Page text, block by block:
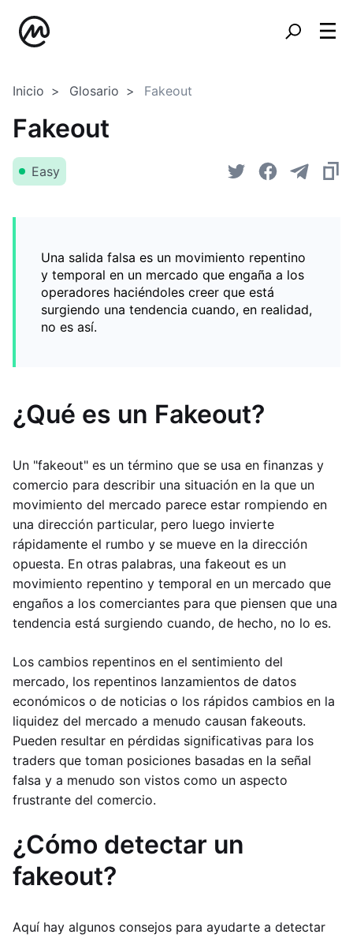
Inicio Glosario Fakeout
Fakeout
Easy
Una salida falsa es un movimiento repentino
y temporal en un mercado que engaña a los
operadores haciéndoles creer que está
surgiendo una tendencia cuando, en realidad,
no es así.
¿Qué es un Fakeout?
Un "fakeout" es un término que se usa en finanzas y
comercio para describir una situación en la que un
movimiento del mercado parece estar rompiendo en
una dirección particular, pero luego invierte
rápidamente el rumbo y se mueve en la dirección
opuesta. En otras palabras, una fakeout es un
movimiento repentino y temporal en un mercado que
engaños a los comerciantes para que piensen que una
tendencia está surgiendo cuando, de hecho, no lo es.
Los cambios repentinos en el sentimiento del
mercado, los repentinos lanzamientos de datos
económicos o de noticias o los rápidos cambios en la
liquidez del mercado a menudo causan fakeouts.
Pueden resultar en pérdidas significativas para los
traders que toman posiciones basadas en la señal
falsa y a menudo son vistos como un aspecto
frustrante del comercio.
¿Cómo detectar un
fakeout?
Aquí hay algunos consejos para ayudarte a detectar